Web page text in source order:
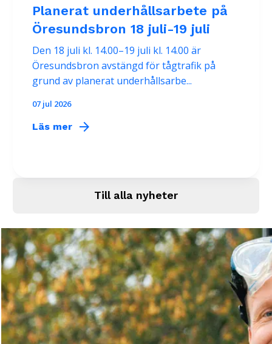
Planerat underhållsarbete på
Öresundsbron 18 juli-19 juli
Den 18 juli kl. 14.00–19 juli kl. 14.00 är
Öresundsbron avstängd för tågtrafik på
grund av planerat underhållsarbe...
07 jul 2026
Läs mer arrow_forward
Till alla nyheter